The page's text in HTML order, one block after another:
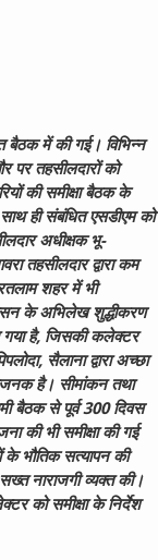
बैठक में की गई। विभिन्न
पर तहसीलदारों को
की समीक्षा बैठक के
ही संबंधित एसडीएम को
अधीक्षक भू-
तहसीलदार द्वारा कम
शहर में भी
के अभिलेख शुद्धीकरण
गया है, जिसकी कलेक्टर
सैलाना द्वारा अच्छा
है। सीमांकन तथा
बैठक से पूर्व 300 दिवस
की भी समीक्षा की गई
के भौतिक सत्यापन की
नाराजगी व्यक्त की।
को समीक्षा के निर्देश